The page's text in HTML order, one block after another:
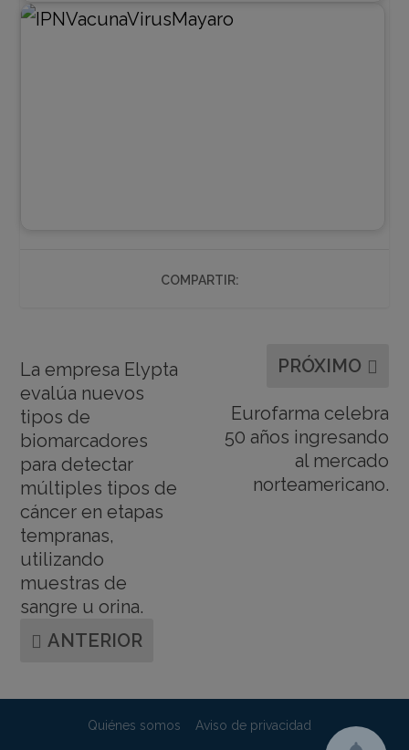
COMPARTIR:
La empresa Elypta
evalúa nuevos
tipos de
biomarcadores
para detectar
múltiples tipos de
cáncer en etapas
tempranas,
utilizando
muestras de
sangre u orina.
ANTERIOR
PRÓXIMO
Eurofarma celebra
50 años ingresando
al mercado
norteamericano.
Quiénes somos Aviso de privacidad